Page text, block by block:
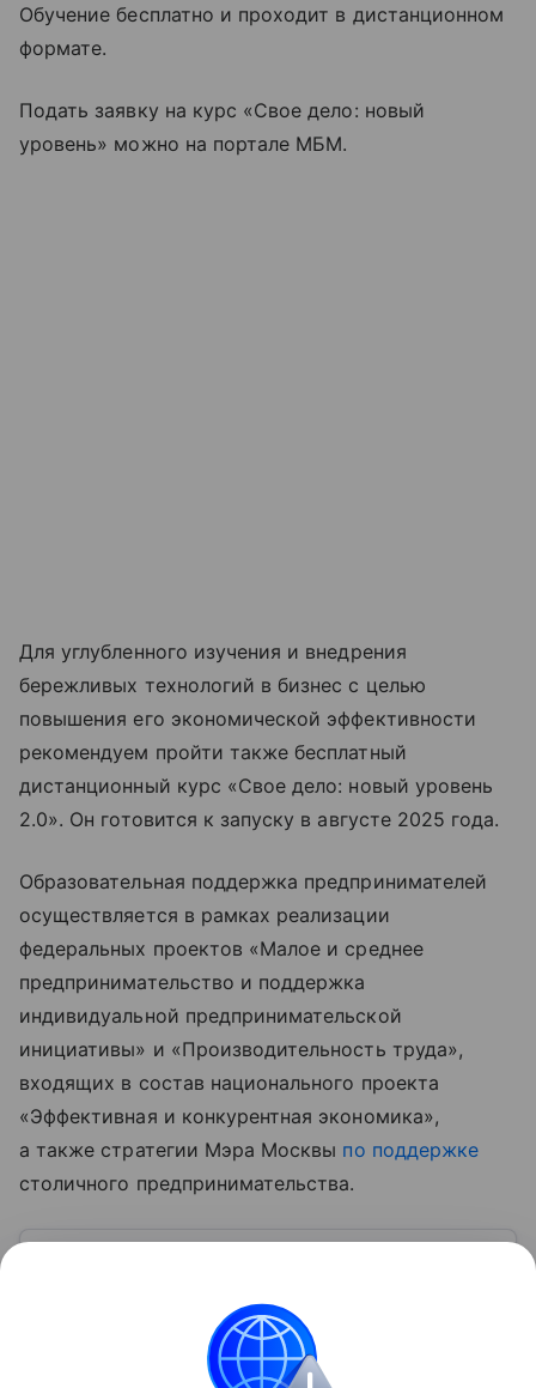
Обучение бесплатно и проходит в дистанционном
формате.
Подать заявку на курс «Свое дело: новый
уровень» можно на портале МБМ.
Для углубленного изучения и внедрения
бережливых технологий в бизнес с целью
повышения его экономической эффективности
рекомендуем пройти также бесплатный
дистанционный курс «Свое дело: новый уровень
2.0». Он готовится к запуску в августе 2025 года.
Образовательная поддержка предпринимателей
осуществляется в рамках реализации
федеральных проектов «Малое и среднее
предпринимательство и поддержка
индивидуальной предпринимательской
инициативы» и «Производительность труда»,
входящих в состав национального проекта
«Эффективная и конкурентная экономика»,
а также стратегии Мэра Москвы по поддержке
столичного предпринимательства.
открытию в 2026 году
В статье расскажем о преимуществах и недостатках
малого бизнеса, доступных мерах поддержки, а